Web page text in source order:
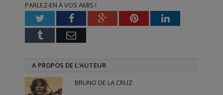
fenêtre) fenêtre) nouvelle
fenêtre)
PARLEZ-EN À VOS AMIS !
TwitterFacebookGoogle+PinterestLinkedIn
Tumblr Email
A PROPOS DE L'AUTEUR
BRUNO DE LA CRUZ